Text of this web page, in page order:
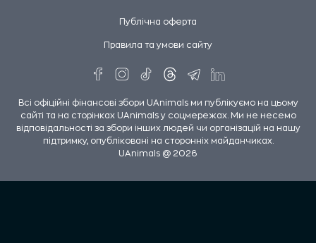
Публічна оферта
Правила та умови сайту
Всі офіційні фінансові збори UAnimals ми публікуємо на цьому
сайті та на сторінках UAnimals у соцмережах. Ми не несемо
відповідальності за збори інших людей чи організацій на нашу
підтримку, опубліковані на сторонніх майданчиках.
UAnimals @ 2026